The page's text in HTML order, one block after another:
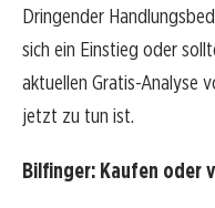
Dringender
sich ein Einstieg oder
aktuellen Gratis-Analyse
jetzt zu tun ist.
Bilfinger: Kaufen oder